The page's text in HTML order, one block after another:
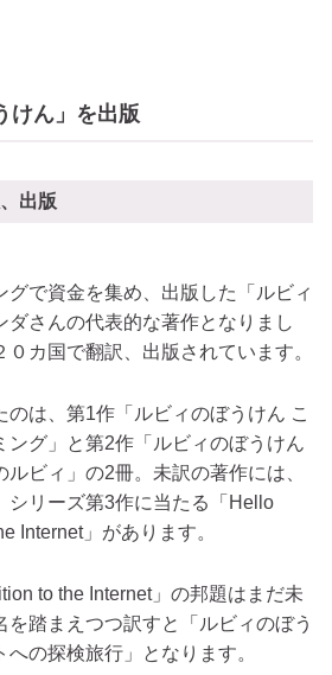
けん」を出版
出版
グで資金を集め、出版した「ルビィ
ダさんの代表的な著作となりまし
カ国で翻訳、出版されています。
のは、第1作「ルビィのぼうけん こ
ング」と第2作「ルビィのぼうけん
ビィ」の2冊。未訳の著作には、
シリーズ第3作に当たる「Hello
Internet」があります。
to the Internet」の邦題はまだ未
を踏まえつつ訳すと「ルビィのぼう
の探検旅行」となります。